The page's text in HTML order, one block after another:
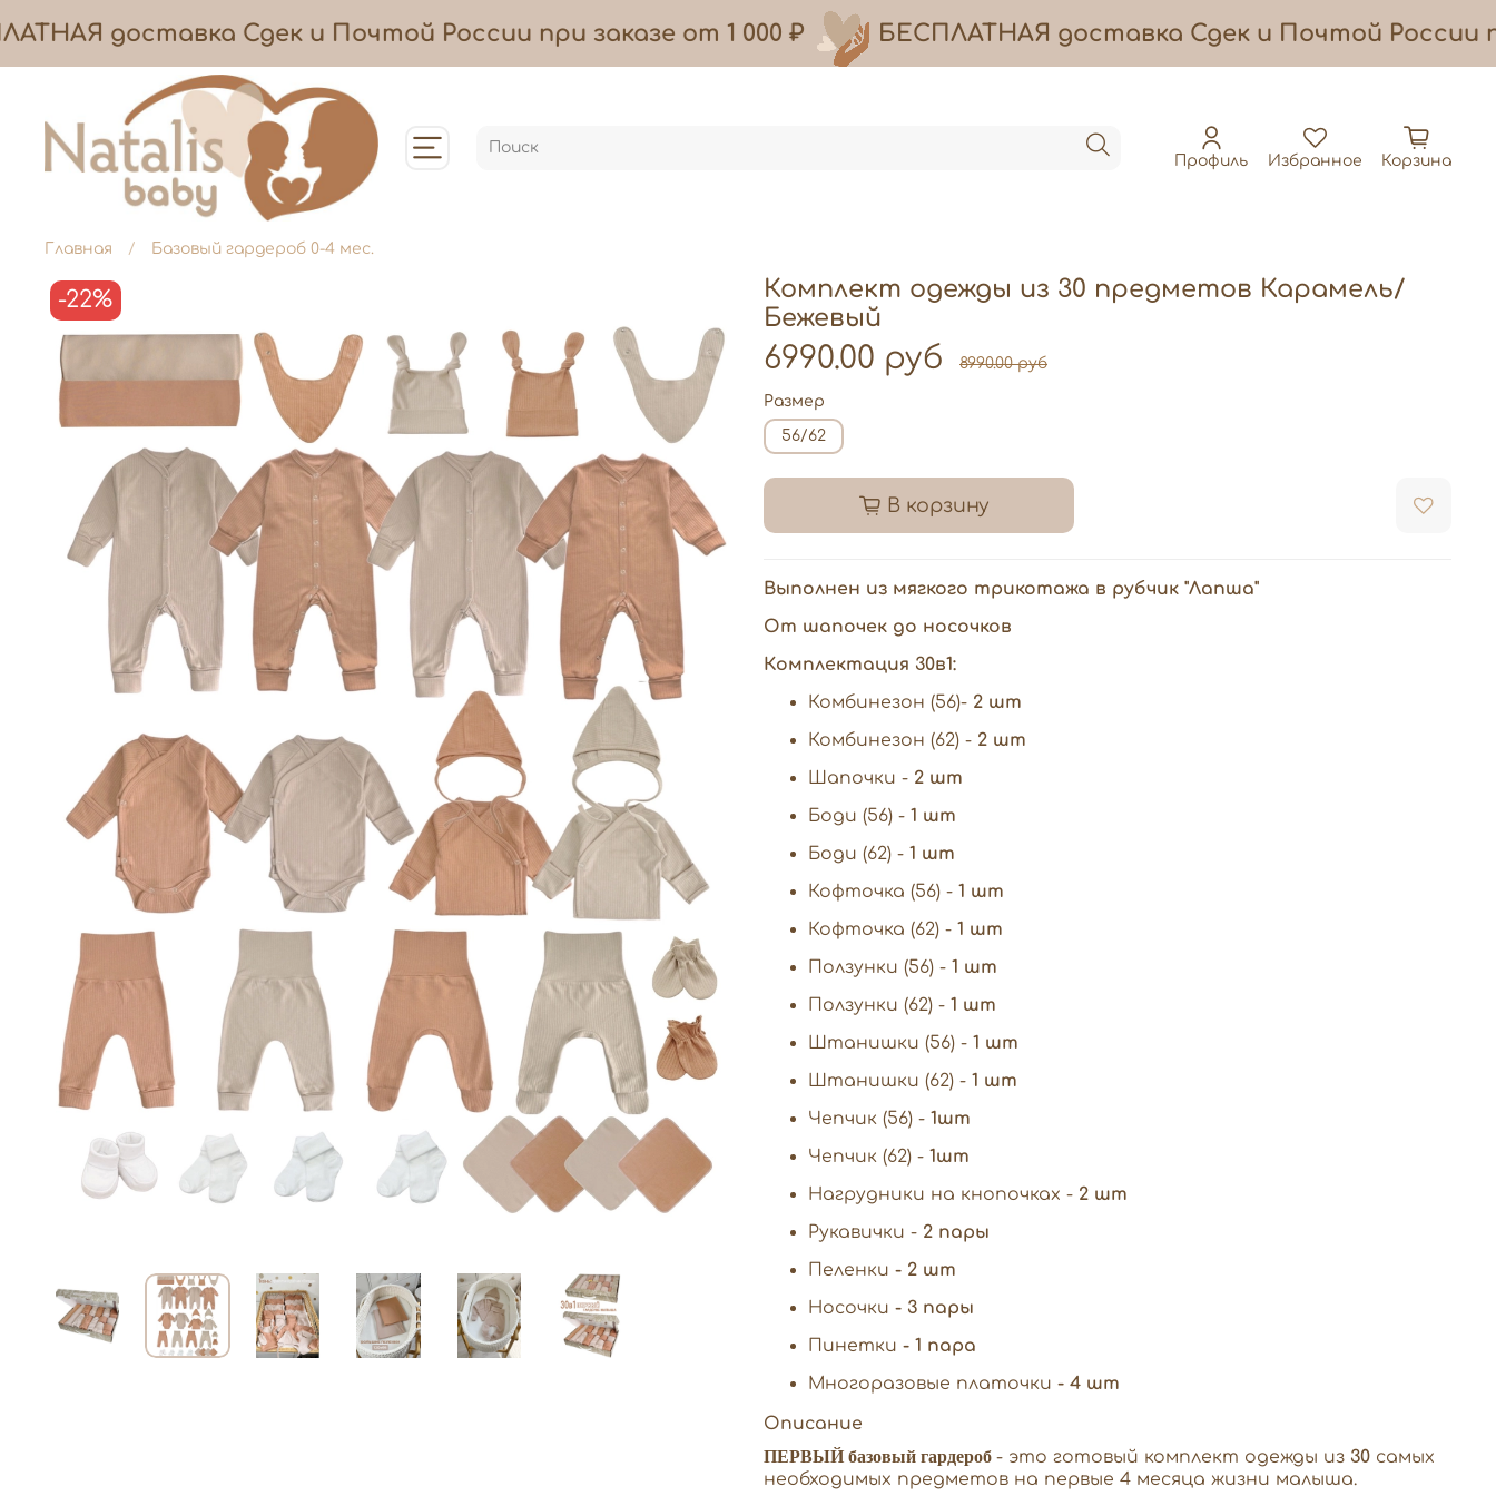
доставка Сдек и Почтой России при заказе от 1 000 ₽ БЕСПЛАТНАЯдоставка Сдек и Почтой России
Профиль Избранное Корзина
Главная Базовый гардероб 0-4 мес.
-22%
Комплект одежды из 30 предметов Карамель/
Бежевый
6990.00 руб 8990.00 руб
Размер
56/62
В корзину
Выполнен из мягкого трикотажа в рубчик "Лапша"
От шапочек до носочков
Комплектация 30в1:
Комбинезон (56)- 2 шт
Комбинезон (62) - 2 шт
Шапочки - 2 шт
Боди (56) - 1 шт
Боди (62) - 1 шт
Кофточка (56) - 1 шт
Кофточка (62) - 1 шт
Ползунки (56) - 1 шт
Ползунки (62) - 1 шт
Штанишки (56) - 1 шт
Штанишки (62) - 1 шт
Чепчик (56) - 1шт
Чепчик (62) - 1шт
Нагрудники на кнопочках - 2 шт
Рукавички - 2 пары
Пеленки - 2 шт
Носочки - 3 пары
Пинетки - 1 пара
Многоразовые платочки - 4 шт
Описание
ПЕРВЫЙ базовый гардероб - это готовый комплект одежды из 30 самых
необходимых предметов на первые 4 месяца жизни малыша.